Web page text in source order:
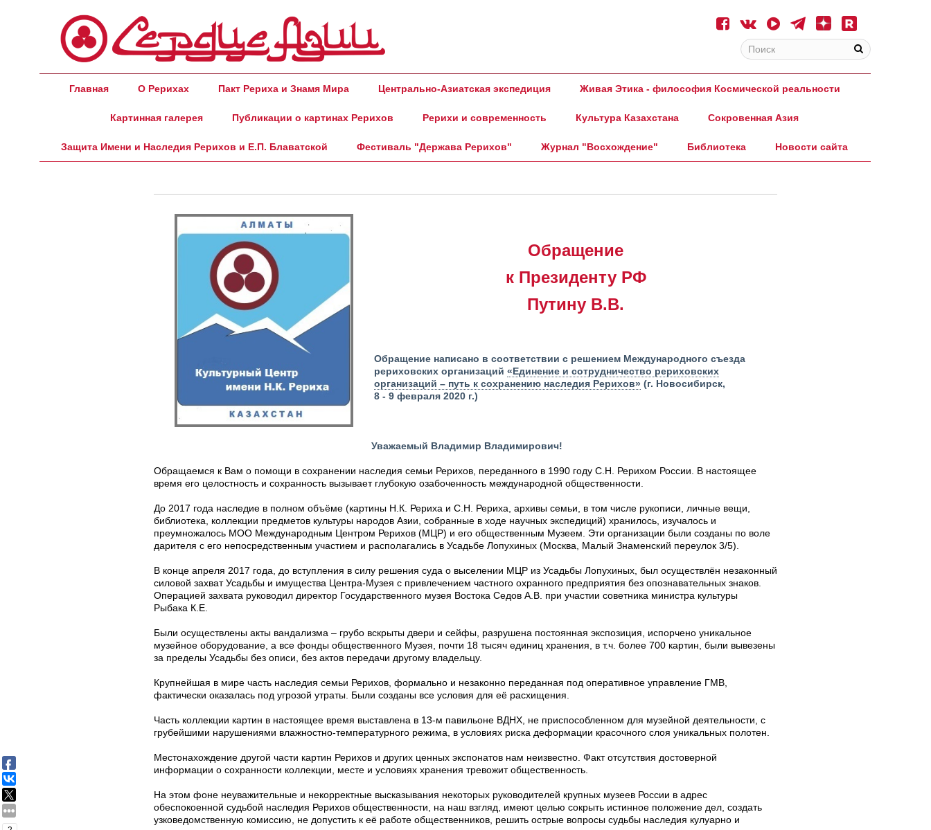
Главная О Рерихах Пакт Рериха и Знамя Мира Центрально-Азиатская экспедиция Живая Этика - философия Космической реальности
Картинная галерея Публикации о картинах Рерихов Рерихи и современность Культура Казахстана Сокровенная Азия
Защита Имени и Наследия Рерихов и Е.П. Блаватской Фестиваль "Держава Рерихов" Журнал "Восхождение" Библиотека Новости сайта
Обращение
к Президенту РФ
Путину В.В.
Обращение написано в соответствии с решением Международного съезда
рериховских организаций «Единение и сотрудничество рериховских
организаций – путь к сохранению наследия Рерихов» (г. Новосибирск,
8 - 9 февраля 2020 г.)
Уважаемый Владимир Владимирович!
Обращаемся к Вам о помощи в сохранении наследия семьи Рерихов, переданного в 1990 году С.Н. Рерихом России. В настоящее
время его целостность и сохранность вызывает глубокую озабоченность международной общественности.
До 2017 года наследие в полном объёме (картины Н.К. Рериха и С.Н. Рериха, архивы семьи, в том числе рукописи, личные вещи,
библиотека, коллекции предметов культуры народов Азии, собранные в ходе научных экспедиций) хранилось, изучалось и
преумножалось МОО Международным Центром Рерихов (МЦР) и его общественным Музеем. Эти организации были созданы по воле
дарителя с его непосредственным участием и располагались в Усадьбе Лопухиных (Москва, Малый Знаменский переулок 3/5).
В конце апреля 2017 года, до вступления в силу решения суда о выселении МЦР из Усадьбы Лопухиных, был осуществлён незаконный
силовой захват Усадьбы и имущества Центра-Музея с привлечением частного охранного предприятия без опознавательных знаков.
Операцией захвата руководил директор Государственного музея Востока Седов А.В. при участии советника министра культуры
Рыбака К.Е.
Были осуществлены акты вандализма – грубо вскрыты двери и сейфы, разрушена постоянная экспозиция, испорчено уникальное
музейное оборудование, а все фонды общественного Музея, почти 18 тысяч единиц хранения, в т.ч. более 700 картин, были вывезены
за пределы Усадьбы без описи, без актов передачи другому владельцу.
Крупнейшая в мире часть наследия семьи Рерихов, формально и незаконно переданная под оперативное управление ГМВ,
фактически оказалась под угрозой утраты. Были созданы все условия для её расхищения.
Часть коллекции картин в настоящее время выставлена в 13-м павильоне ВДНХ, не приспособленном для музейной деятельности, с
грубейшими нарушениями влажностно-температурного режима, в условиях риска деформации красочного слоя уникальных полотен.
Местонахождение другой части картин Рерихов и других ценных экспонатов нам неизвестно. Факт отсутствия достоверной
информации о сохранности коллекции, месте и условиях хранения тревожит общественность.
На этом фоне неуважительные и некорректные высказывания некоторых руководителей крупных музеев России в адрес
обеспокоенной судьбой наследия Рерихов общественности, на наш взгляд, имеют целью сокрыть истинное положение дел, создать
узковедомственную комиссию, не допустить к её работе общественников, решить острые вопросы судьбы наследия кулуарно и